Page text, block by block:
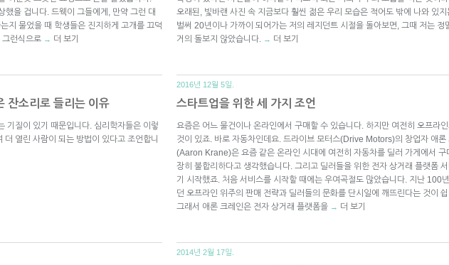
했을 겁니다. 드웩이 그들에게, 만약 그런 대
지 물었을 때 학생들은 진지하게 고개를 끄덕
그런식으로 → 더 보기
오래된, 빛바랜 사진 속 지금보다 훨씬 젊은 우리 모습은 적어도 밖에 나와 있
벌써 20년이나 가까이 되어가는 저의 레지던트 시절을 돌아보면, 그때 저는 정
거의 돌보지 않았습니다. → 더 보기
잔소리로 들리는 이유
기질이 있기 때문입니다. 심리학자들은 이렇
열린 사람이 되는 방법이 있다고 조언합니
2016년 12월 5일.
스타트업을 위한 세 가지 조언
요즘은 어느 물건이나 온라인에서 구매할 수 있습니다. 하지만 여전히 오프라
것이 있죠. 바로 자동차인데요. 드라이브 모터스(Drive Motors)의 창업자 애론
(Aaron Krane)은 요즘 같은 온라인 시대에 여전히 자동차를 딜러 가게에서 구
장히 불합리하다고 생각했습니다. 그리고 딜러들을 위한 전자 상거래 플랫폼
기 시작했죠. 처음 서비스를 시작할 때에는 우여곡절도 많았습니다. 지난 100
던 오프라인 위주의 판매 전략과 딜러들의 문화를 단시일에 깨뜨린다는 것이
그래서 애론 크레인은 전자 상거래 플랫폼을 → 더 보기
2014년 2월 17일.